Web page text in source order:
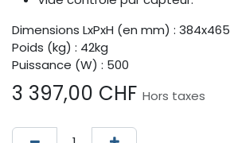
Dimensions LxPxH (en mm) :
Poids (kg) : 42kg
Puissance (W) : 500
3 397,00 CHF Hors taxes